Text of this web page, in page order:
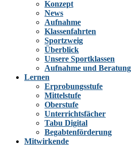
Konzept
News
Aufnahme
Klassenfahrten
Sportzweig
Überblick
Unsere Sportklassen
Aufnahme und Beratung
Lernen
Erprobungsstufe
Mittelstufe
Oberstufe
Unterrichtsfächer
Tabu Digital
Begabtenförderung
Mitwirkende